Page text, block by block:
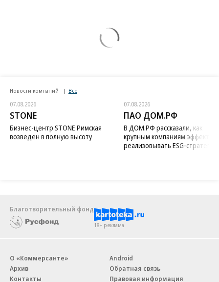
Новости компаний Все
07.08.2026
STONE
Бизнес-центр STONE Римская
возведен в полную высоту
07.08.2026
ПАО ДОМ.РФ
В ДОМ.РФ рассказали, как
крупным компаниям
реализовывать ESG-стратегию
Благотворительный фонд
18+ реклама
О «Коммерсанте»
Архив
Контакты
Android
Обратная связь
Правовая информация